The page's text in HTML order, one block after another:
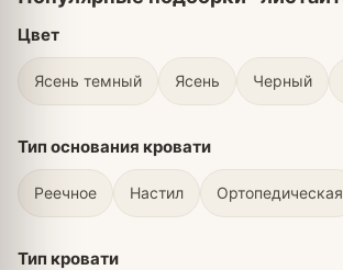
Цвет
Ясень темный Ясень Черный
Тип основания кровати
Реечное Настил Ортопедическая
Тип кровати